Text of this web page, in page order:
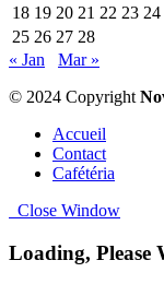
18 19 20 21 22 23 24
25 26 27 28
« Jan
Mar »
© 2024 Copyright
Accueil
Contact
Cafétéria
Close Window
Loading, Please